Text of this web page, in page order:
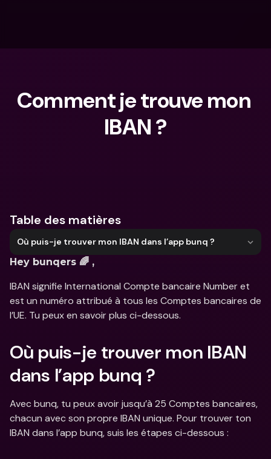
Comment je trouve mon
IBAN ?
Table des matières
Où puis-je trouver mon IBAN dans l’app bunq ?
Hey bunqers 🌈 ,
IBAN signifie International Compte bancaire Number et
est un numéro attribué à tous les Comptes bancaires de
l’UE. Tu peux en savoir plus ci-dessous.
Où puis-je trouver mon IBAN
dans l’app bunq ?
Avec bunq, tu peux avoir jusqu’à 25 Comptes bancaires,
chacun avec son propre IBAN unique. Pour trouver ton
IBAN dans l’app bunq, suis les étapes ci-dessous :